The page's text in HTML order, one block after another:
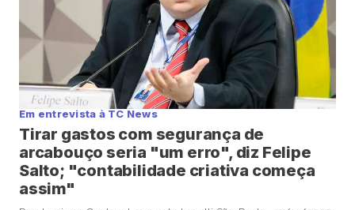
Em entrevista à TC News
Tirar gastos com segurança de
arcabouço seria "um erro", diz Felipe
Salto; "contabilidade criativa começa
assim"